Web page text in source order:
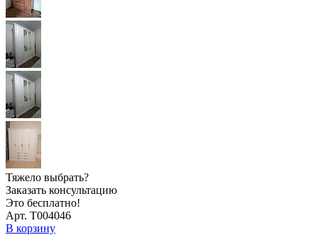
Тяжело выбрать?
Заказать консультацию
Это бесплатно!
Арт. Т004046
В корзину